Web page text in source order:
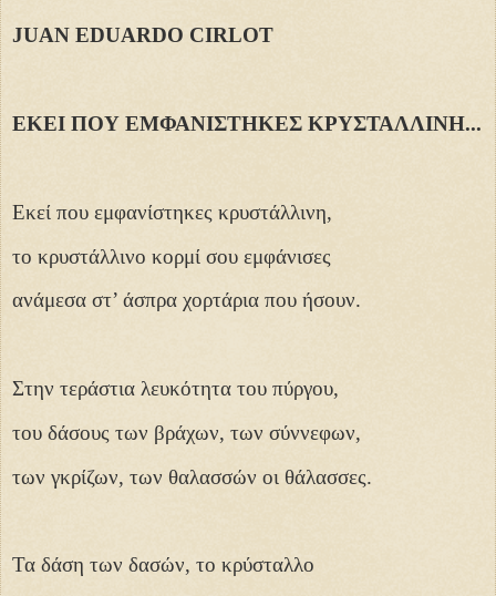
JUAN EDUARDO CIRLOT
ΕΚΕΙ ΠΟΥ ΕΜΦΑΝΙΣΤΗΚΕΣ ΚΡΥΣΤΑΛΛΙΝΗ...
Εκεί που εμφανίστηκες κρυστάλλινη,
το κρυστάλλινο κορμί σου εμφάνισες
ανάμεσα στ’ άσπρα χορτάρια που ήσουν.
Στην τεράστια λευκότητα του πύργου,
του δάσους των βράχων, των σύννεφων,
των γκρίζων, των θαλασσών οι θάλασσες.
Τα δάση των δασών, το κρύσταλλο